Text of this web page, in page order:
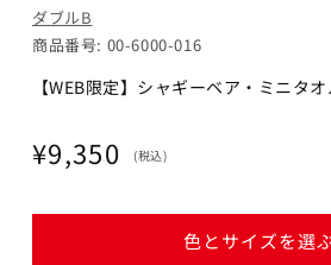
ダブルB
商品番号: 00-6000-016
【WEB限定】シャギーベア・ミニタオ
通
¥9,350 (税込)
色とサイズを選